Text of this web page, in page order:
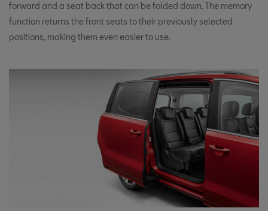
forward and a seat back that can be folded down. The memory
function returns the front seats to their previously selected
positions, making them even easier to use.